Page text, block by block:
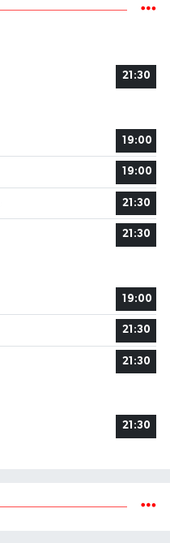
21:30
19:00
19:00
21:30
21:30
19:00
21:30
21:30
21:30